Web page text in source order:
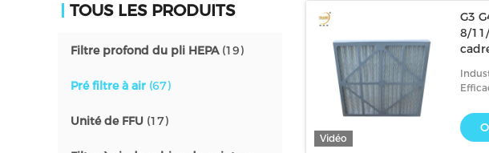
TOUS LES PRODUITS
Filtre profond du pli HEPA(19)
Pré filtre à air (67)
Unité de FFU (17)
Vidéo
G3
8/